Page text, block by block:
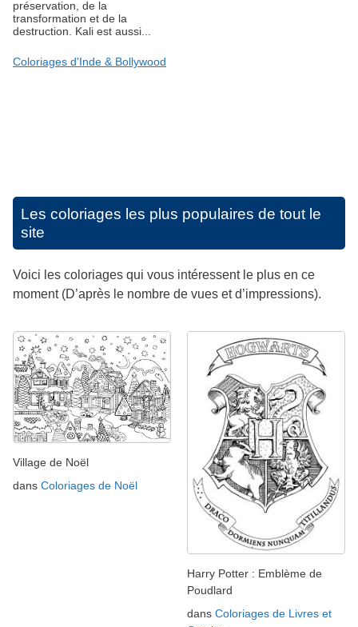
préservation, de la
transformation et de la
destruction. Kali est aussi...
Coloriages d'Inde & Bollywood
Les coloriages les plus populaires de tout le
site
Voici les coloriages qui vous intéressent le plus en ce
moment (D’après le nombre de vues et d’impressions).
Village de Noël
dans Coloriages de Noël
Harry Potter : Emblème de
Poudlard
dans Coloriages de Livres et